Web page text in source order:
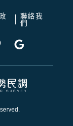
聯絡我
們